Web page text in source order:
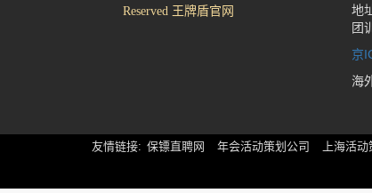
Reserved 王牌盾官网
地
团
京
海
友情链接: 保镖直聘网 年会活动策划公司 上海活